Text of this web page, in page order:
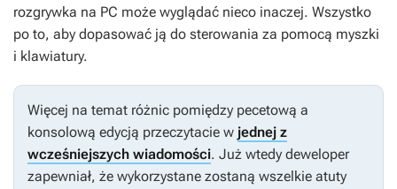
rozgrywka na PC może wyglądać nieco inaczej. Wszystko
po to, aby dopasować ją do sterowania za pomocą myszki
i klawiatury.
Więcej na temat różnic pomiędzy pecetową a
konsolową edycją przeczytacie w jednej z
wcześniejszych wiadomości. Już wtedy deweloper
zapewniał, że wykorzystane zostaną wszelkie atuty